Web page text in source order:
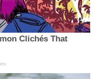
Clichés That